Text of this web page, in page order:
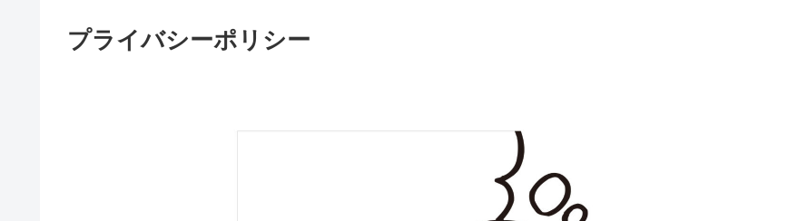
プライバシーポリシー